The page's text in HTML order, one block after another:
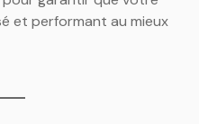
et performant au mieux